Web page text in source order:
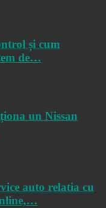
și cum
de…
un Nissan
auto relatia cu